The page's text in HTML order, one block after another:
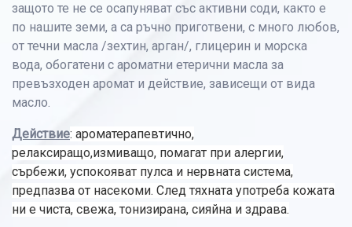
защото те не се осапуняват със активни соди, както е
по нашите земи, а са ръчно приготвени, с много любов,
от течни масла /зехтин, арган/, глицерин и морска
вода, обогатени с ароматни етерични масла за
превъзходен аромат и действие, зависещи от вида
масло.
Действие: ароматерапевтично,
релаксиращо,измиващо, помагат при алергии,
сърбежи, успокояват пулса и нервната система,
предпазва от насекоми. След тяхната употреба кожата
ни е чиста, свежа, тонизирана, сияйна и здрава.